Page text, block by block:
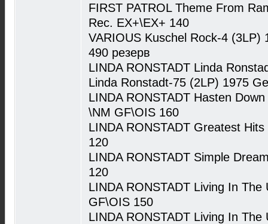
FIRST PATROL Theme From
Rec. EX+\EX+ 140
VARIOUS Kuschel Rock-4 (3LP)
490 резерв
LINDA RONSTADT Linda
Linda Ronstadt-75 (2LP) 1975
LINDA RONSTADT Hasten
\NM GF\OIS 160
LINDA RONSTADT Greatest
120
LINDA RONSTADT Simple
120
LINDA RONSTADT Living In
GF\OIS 150
LINDA RONSTADT Living In